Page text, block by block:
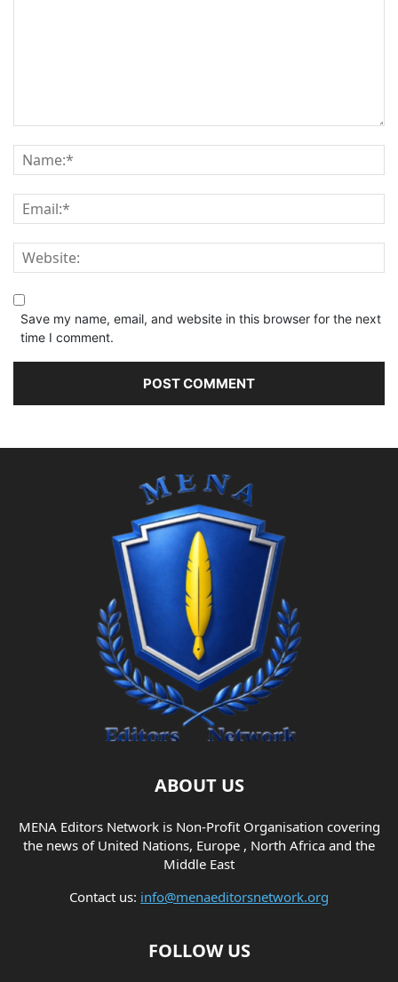
Save my name, email, and website in this browser for the next
time I comment.
ABOUT US
MENA Editors Network is Non-Profit Organisation covering
the news of United Nations, Europe , North Africa and the
Middle East
Contact us: info@menaeditorsnetwork.org
FOLLOW US